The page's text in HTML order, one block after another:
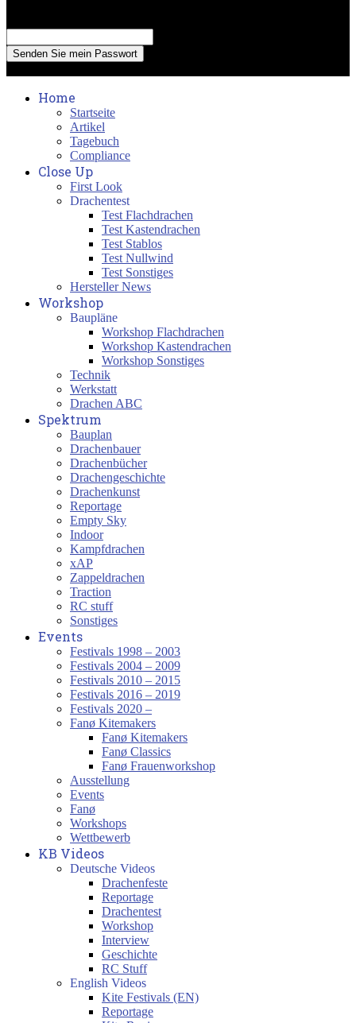
Home
Startseite
Artikel
Tagebuch
Compliance
Close Up
First Look
Drachentest
Test Flachdrachen
Test Kastendrachen
Test Stablos
Test Nullwind
Test Sonstiges
Hersteller News
Workshop
Baupläne
Workshop Flachdrachen
Workshop Kastendrachen
Workshop Sonstiges
Technik
Werkstatt
Drachen ABC
Spektrum
Bauplan
Drachenbauer
Drachenbücher
Drachengeschichte
Drachenkunst
Reportage
Empty Sky
Indoor
Kampfdrachen
xAP
Zappeldrachen
Traction
RC stuff
Sonstiges
Events
Festivals 1998 – 2003
Festivals 2004 – 2009
Festivals 2010 – 2015
Festivals 2016 – 2019
Festivals 2020 –
Fanø Kitemakers
Fanø Kitemakers
Fanø Classics
Fanø Frauenworkshop
Ausstellung
Events
Fanø
Workshops
Wettbewerb
KB Videos
Deutsche Videos
Drachenfeste
Reportage
Drachentest
Workshop
Interview
Geschichte
RC Stuff
English Videos
Kite Festivals (EN)
Reportage